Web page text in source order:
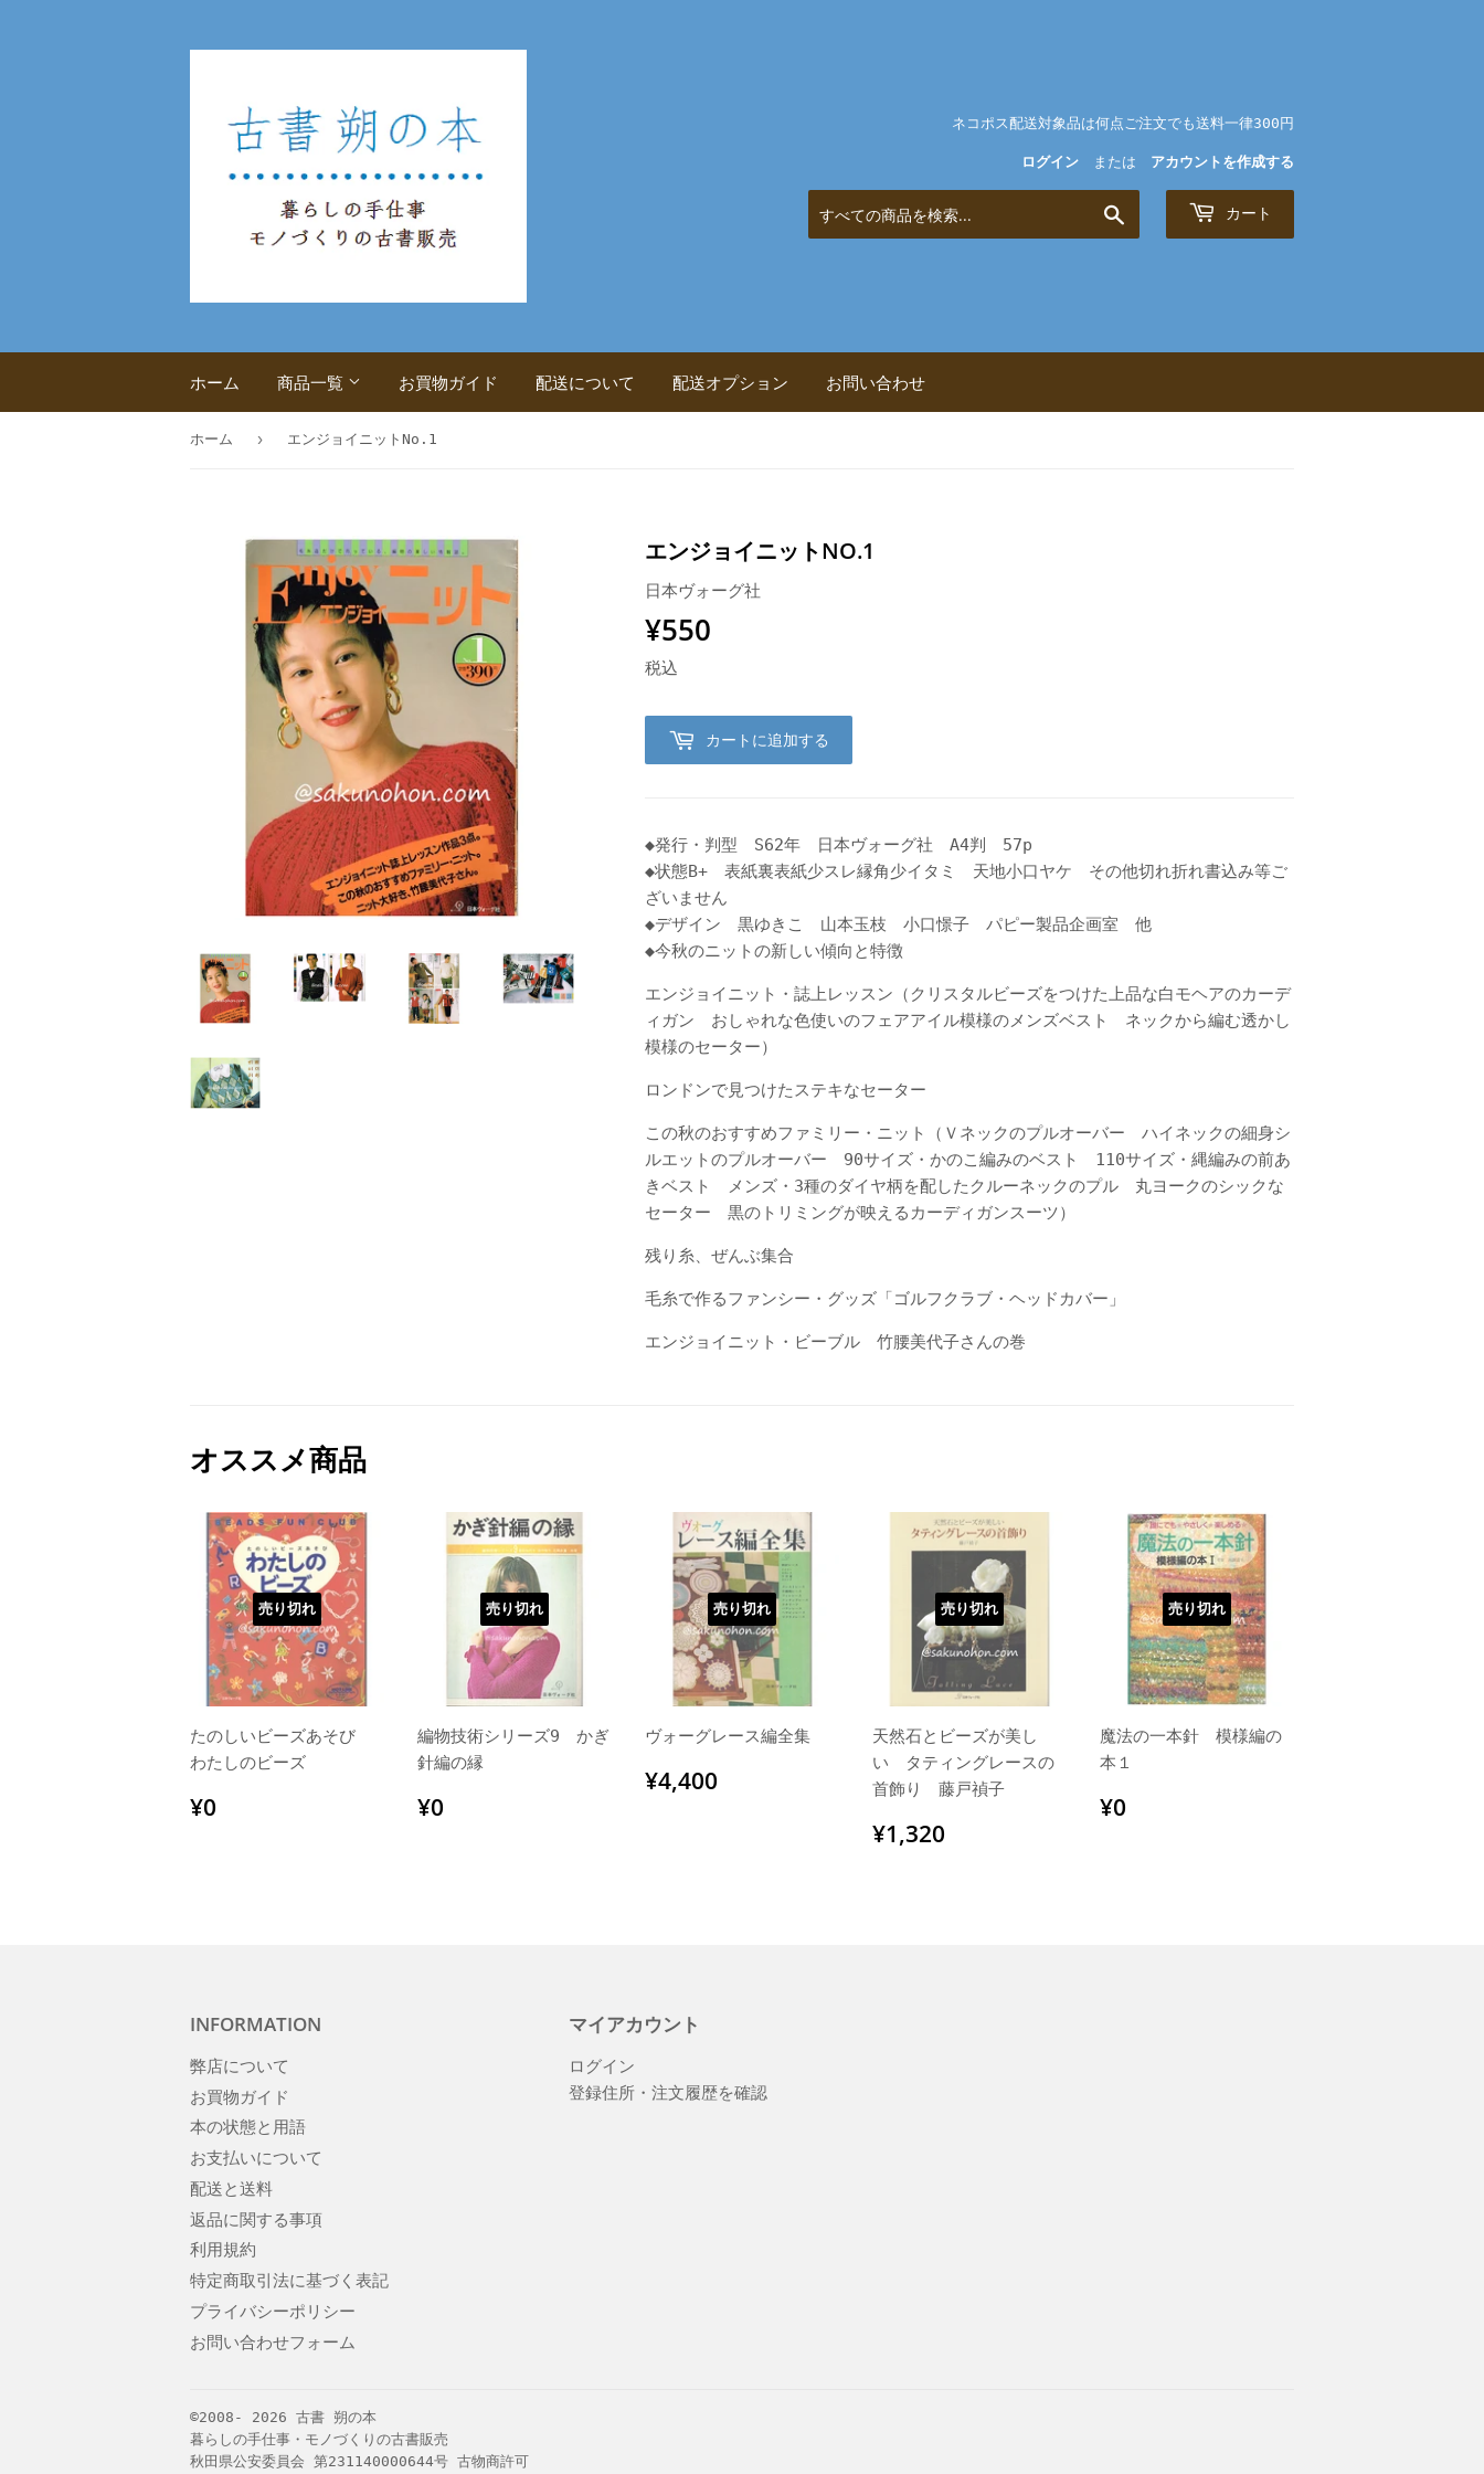
ネコポス配送対象品は何点ご注文でも送料一律300円
ログイン または アカウントを作成する
索
カート
ホーム 商品一覧 お買物ガイド 配送について 配送オプション お問い合わせ
ホーム › エンジョイニットNo.1
エンジョイニットNO.1
日本ヴォーグ社
¥550
税込
カートに追加する
◆発行・判型 S62年 日本ヴォーグ社
A4判 57p
◆状態B+ 表紙裏表紙少スレ縁角少イタミ 天地小口ヤケ その他切れ折れ書込み等ご
ざいません
◆デザイン 黒ゆきこ 山本玉枝 小口憬子 パピー製品企画室 他
◆今秋のニットの新しい傾向と特徴
エンジョイニット・誌上レッスン（クリスタルビーズをつけた上品な白モヘアのカーデ
ィガン おしゃれな色使いのフェアアイル模様のメンズベスト ネックから編む透かし
模様のセーター）
ロンドンで見つけたステキなセーター
この秋のおすすめファミリー・ニット（Ｖネックのプルオーバー ハイネックの細身シ
ルエットのプルオーバー 90サイズ・かのこ編みのベスト 110サイズ・縄編みの前あ
きベスト メンズ・3種のダイヤ柄を配したクルーネックのプル 丸ヨークのシックな
セーター 黒のトリミングが映えるカーディガンスーツ）
残り糸、ぜんぶ集合
毛糸で作るファンシー・グッズ「ゴルフクラブ・ヘッドカバー」
エンジョイニット・ビーブル 竹腰美代子さんの巻
オススメ商品
売り切れ
たのしいビーズあそび
わたしのビーズ
通
常
¥0
売り切れ
編物技術シリーズ9 かぎ
針編の縁
通
常
¥0
売り切れ
ヴォーグレース編全集
通
常
¥4,400
売り切れ
天然石とビーズが美し
い タティングレースの
首飾り 藤戸禎子
通
常
¥1,320
売り切れ
魔法の一本針 模様編の
本１
通
常
¥0
INFORMATION
弊店について
お買物ガイド
本の状態と用語
お支払いについて
配送と送料
返品に関する事項
利用規約
特定商取引法に基づく表記
プライバシーポリシー
お問い合わせフォーム
マイアカウント
ログイン
登録住所・注文履歴を確認
©2008- 2026 古書 朔の本
暮らしの手仕事・モノづくりの古書販売
秋田県公安委員会 第231140000644号 古物商許可